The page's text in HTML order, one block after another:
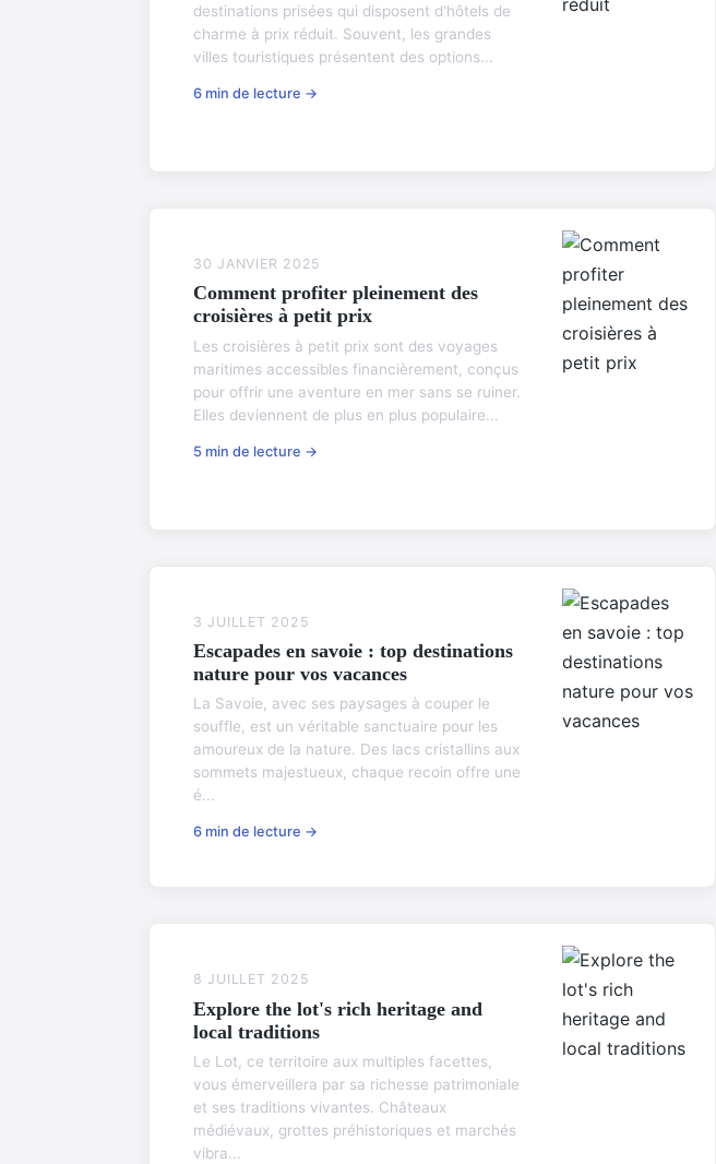
destinations prisées qui disposent d'hôtels de
charme à prix réduit. Souvent, les grandes
villes touristiques présentent des options...
6 min de lecture →
30 JANVIER 2025
Comment profiter pleinement des
croisières à petit prix
Les croisières à petit prix sont des voyages
maritimes accessibles financièrement, conçus
pour offrir une aventure en mer sans se ruiner.
Elles deviennent de plus en plus populaire...
5 min de lecture →
3 JUILLET 2025
Escapades en savoie : top destinations
nature pour vos vacances
La Savoie, avec ses paysages à couper le
souffle, est un véritable sanctuaire pour les
amoureux de la nature. Des lacs cristallins aux
sommets majestueux, chaque recoin offre une
é...
6 min de lecture →
8 JUILLET 2025
Explore the lot's rich heritage and
local traditions
Le Lot, ce territoire aux multiples facettes,
vous émerveillera par sa richesse patrimoniale
et ses traditions vivantes. Châteaux
médiévaux, grottes préhistoriques et marchés
vibra...